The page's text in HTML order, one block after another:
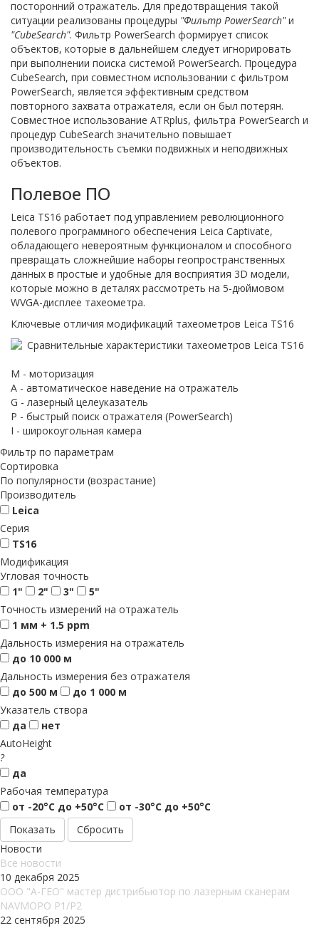
посторонний отражатель. Для предотвращения такой
ситуации реализованы процедуры "Фильтр PowerSearch"и
"CubeSearch". Фильтр PowerSearch формирует список
объектов, которые в дальнейшем следует игнорировать
при выполнении поиска системой PowerSearch. Процедура
CubeSearch, при совместном использовании с фильтром
PowerSearch, является эффективным средством
повторного захвата отражателя, если он был потерян.
Совместное использование ATRplus, фильтра PowerSearch и
процедур CubeSearch значительно повышает
производительность съемки подвижных и неподвижных
объектов.
Полевое ПО
Leica TS16 работает под управлением революционного
полевого программного обеспечения Leica Captivate,
обладающего невероятным функционалом и способного
превращать сложнейшие наборы геопространственных
данных в простые и удобные для восприятия 3D модели,
которые можно в деталях рассмотреть на 5-дюймовом
WVGA-дисплее тахеометра.
Ключевые отличия модификаций тахеометров Leica TS16
M - моторизация
A - автоматическое наведение на отражатель
G - лазерный целеуказатель
P - быстрый поиск отражателя (PowerSearch)
I - широкоугольная камера
Фильтр по параметрам
Сортировка
По популярности (возрастание)
Производитель
Leica
Серия
TS16
Модификация
Угловая точность
1"
2" 3"
5"
Точность измерений на отражатель
1 мм + 1.5 ppm
Дальность измерения на отражатель
до 10 000 м
Дальность измерения без отражателя
до 500 м
до 1 000 м
Указатель створа
да
нет
AutoHeight
?
да
Рабочая температура
от -20°С до +50°С
от -30°С до +50°С
Сбросить
Новости
Все новости
10 декабря 2025
ООО "А-ГЕО" мастер дистрибьютор по лазерным сканерам
NAVMOPO P1/P2
22 сентября 2025